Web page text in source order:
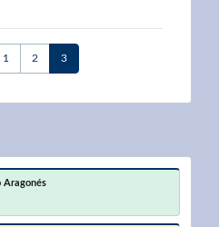
1 2 3
Aragonés